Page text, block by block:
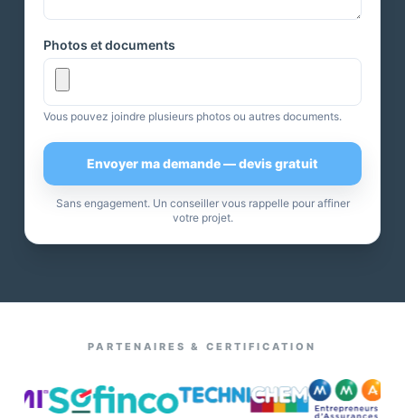
Photos et documents
Vous pouvez joindre plusieurs photos ou autres documents.
Envoyer ma demande — devis gratuit
Sans engagement. Un conseiller vous rappelle pour affiner
votre projet.
PARTENAIRES & CERTIFICATION